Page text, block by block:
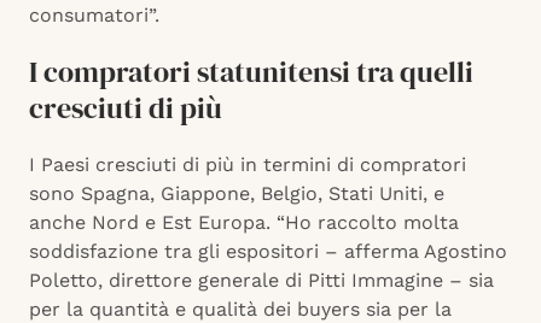
consumatori”.
I compratori statunitensi tra quelli
cresciuti di più
I Paesi cresciuti di più in termini di compratori
sono Spagna, Giappone, Belgio, Stati Uniti, e
anche Nord e Est Europa. “Ho raccolto molta
soddisfazione tra gli espositori – afferma Agostino
Poletto, direttore generale di Pitti Immagine – sia
per la quantità e qualità dei buyers sia per la